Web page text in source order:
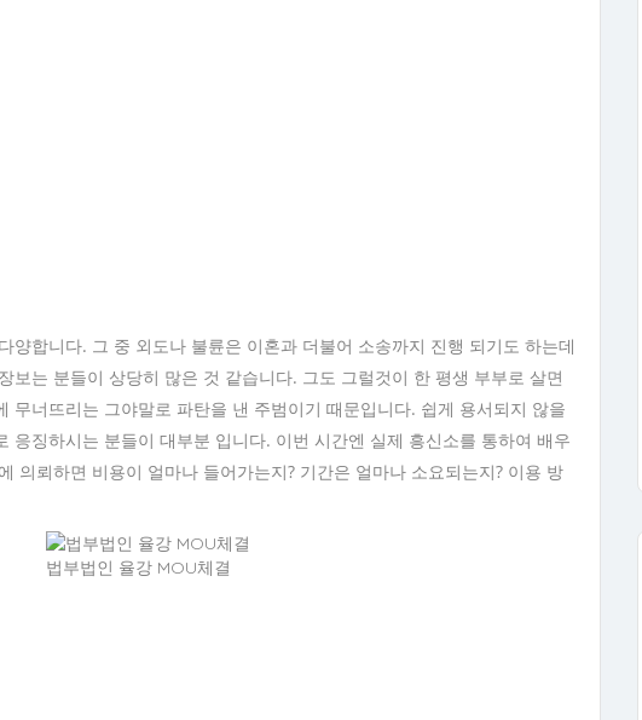
양합니다. 그 중 외도나 불륜은 이혼과 더불어 소송까지 진행 되기도 하는데
보는 분들이 상당히 많은 것 같습니다. 그도 그럴것이 한 평생 부부로 살면
무너뜨리는 그야말로 파탄을 낸 주범이기 때문입니다. 쉽게 용서되지 않을
응징하시는 분들이 대부분 입니다. 이번 시간엔 실제 흥신소를 통하여 배우
의뢰하면 비용이 얼마나 들어가는지? 기간은 얼마나 소요되는지? 이용 방
법부법인 율강 MOU체결